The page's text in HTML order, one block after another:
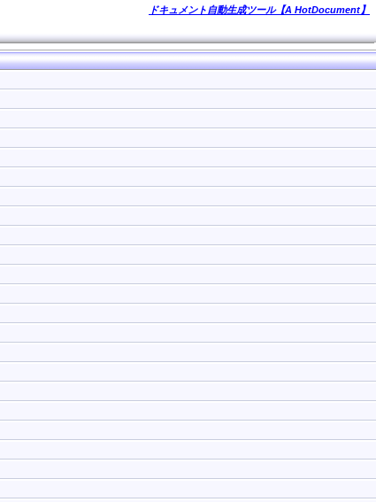
ドキュメント自動生成ツール【A HotDocument】